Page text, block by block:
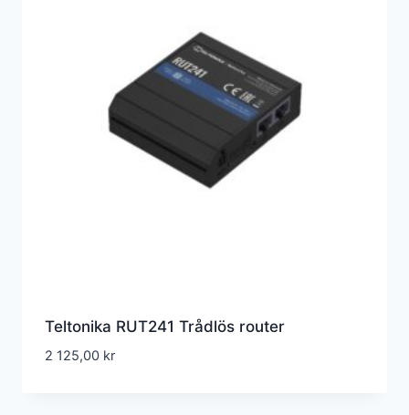
Teltonika RUT241 Trådlös router
2 125,00 kr